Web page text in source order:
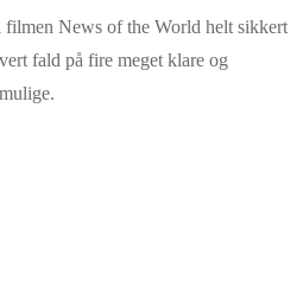
News of the World helt sikkert
fald på fire meget klare og